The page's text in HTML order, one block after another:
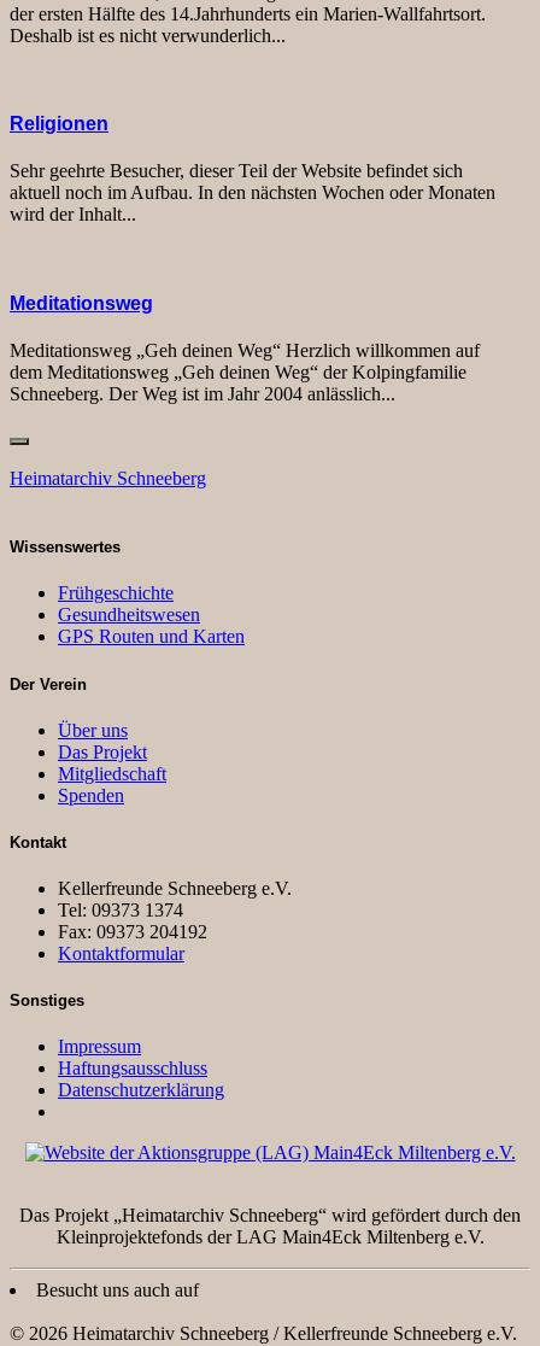
der ersten Hälfte des 14.Jahrhunderts ein Marien-Wallfahrtsort.
Deshalb ist es nicht verwunderlich...
Religionen
Sehr geehrte Besucher, dieser Teil der Website befindet sich
aktuell noch im Aufbau. In den nächsten Wochen oder Monaten
wird der Inhalt...
Meditationsweg
Meditationsweg „Geh deinen Weg“ Herzlich willkommen auf
dem Meditationsweg „Geh deinen Weg“ der Kolpingfamilie
Schneeberg. Der Weg ist im Jahr 2004 anlässlich...
Heimatarchiv Schneeberg
Wissenswertes
Frühgeschichte
Gesundheitswesen
GPS Routen und Karten
Der Verein
Über uns
Das Projekt
Mitgliedschaft
Spenden
Kontakt
Kellerfreunde Schneeberg e.V.
Tel: 09373 1374
Fax: 09373 204192
Kontaktformular
Sonstiges
Impressum
Haftungsausschluss
Datenschutzerklärung
Das Projekt „Heimatarchiv Schneeberg“ wird gefördert durch den
Kleinprojektefonds der LAG Main4Eck Miltenberg e.V.
Besucht uns auch auf
© 2026 Heimatarchiv Schneeberg / Kellerfreunde Schneeberg e.V.